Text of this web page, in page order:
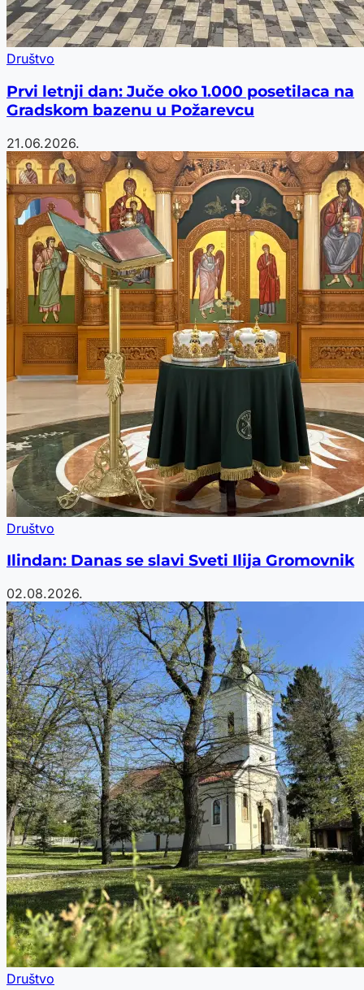
Društvo
Prvi letnji dan: Juče oko 1.000 posetilaca na
Gradskom bazenu u Požarevcu
21.06.2026.
Društvo
Ilindan: Danas se slavi Sveti Ilija Gromovnik
02.08.2026.
Društvo